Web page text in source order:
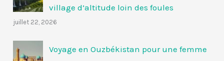
village d’altitude loin des foules
juillet 22, 2026
Voyage en Ouzbékistan pour une femme